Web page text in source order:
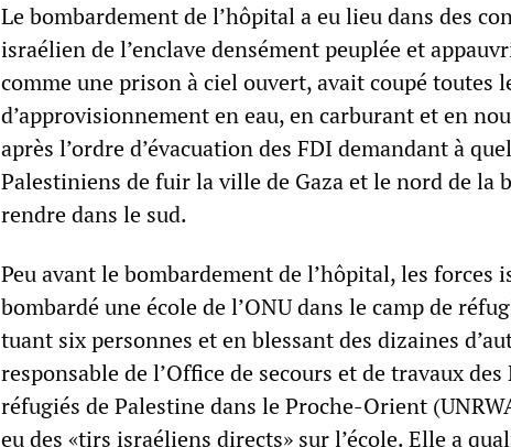
Le bombardement de l’hôpital a eu lieu dans des
israélien de l’enclave densément peuplée et
comme une prison à ciel ouvert, avait coupé toutes
d’approvisionnement en eau, en carburant et en
après l’ordre d’évacuation des FDI demandant à
Palestiniens de fuir la ville de Gaza et le nord de la
rendre dans le sud.
Peu avant le bombardement de l’hôpital, les forces
bombardé une école de l’ONU dans le camp de
tuant six personnes et en blessant des dizaines
responsable de l’Office de secours et de travaux
réfugiés de Palestine dans le Proche-Orient
eu des «tirs israéliens directs» sur l’école. Elle a